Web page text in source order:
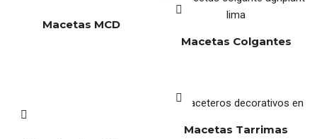
Macetas MCD
Macetas Colgantes
Macetas Tarrimas